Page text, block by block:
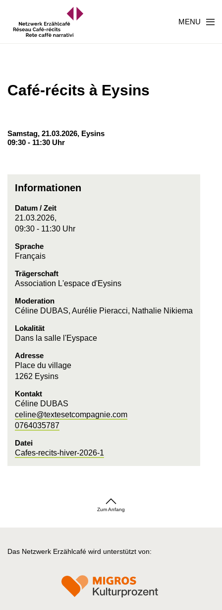
MENU
Café-récits à Eysins
Samstag, 21.03.2026, Eysins
09:30 - 11:30 Uhr
Informationen
Datum / Zeit
21.03.2026,
09:30 - 11:30 Uhr
Sprache
Français
Trägerschaft
Association L'espace d'Eysins
Moderation
Céline DUBAS, Aurélie Pieracci, Nathalie Nikiema
Lokalität
Dans la salle l'Eyspace
Adresse
Place du village
1262 Eysins
Kontakt
Céline DUBAS
celine@textesetcompagnie.com
0764035787
Datei
Cafes-recits-hiver-2026-1
Zum Anfang
Das Netzwerk Erzählcafé wird unterstützt von: